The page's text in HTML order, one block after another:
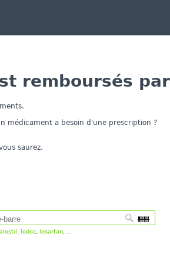
remboursés
médicament a besoin d'une prescription ?
saurez.
alostil lodoz, losartan, ...